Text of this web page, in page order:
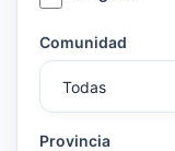
Comunidad
Provincia